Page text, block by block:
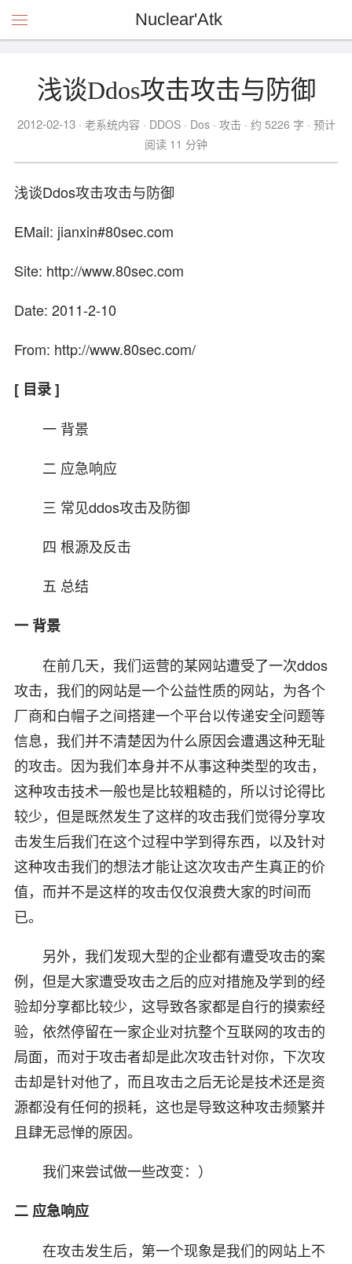
Nuclear'Atk
浅谈Ddos攻击攻击与防御
2012-02-13 老系统内容 DDOS Dos 攻击 约 5226 字
预计
阅读 11 分钟
浅谈Ddos攻击攻击与防御
EMail: jianxin#80sec.com
Site: http://www.80sec.com
Date: 2011-2-10
From: http://www.80sec.com/
[ 目录 ]
一 背景
二 应急响应
三 常见ddos攻击及防御
四 根源及反击
五 总结
一 背景
在前几天，我们运营的某网站遭受了一次ddos
攻击，我们的网站是一个公益性质的网站，为各个
厂商和白帽子之间搭建一个平台以传递安全问题等
信息，我们并不清楚因为什么原因会遭遇这种无耻
的攻击。因为我们本身并不从事这种类型的攻击，
这种攻击技术一般也是比较粗糙的，所以讨论得比
较少，但是既然发生了这样的攻击我们觉得分享攻
击发生后我们在这个过程中学到得东西，以及针对
这种攻击我们的想法才能让这次攻击产生真正的价
值，而并不是这样的攻击仅仅浪费大家的时间而
已。
另外，我们发现大型的企业都有遭受攻击的案
例，但是大家遭受攻击之后的应对措施及学到的经
验却分享都比较少，这导致各家都是自行的摸索经
验，依然停留在一家企业对抗整个互联网的攻击的
局面，而对于攻击者却是此次攻击针对你，下次攻
击却是针对他了，而且攻击之后无论是技术还是资
源都没有任何的损耗，这也是导致这种攻击频繁并
且肆无忌惮的原因。
我们来尝试做一些改变：）
二 应急响应
在攻击发生后，第一个现象是我们的网站上不